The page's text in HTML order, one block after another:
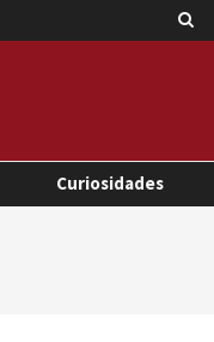
Curiosidades